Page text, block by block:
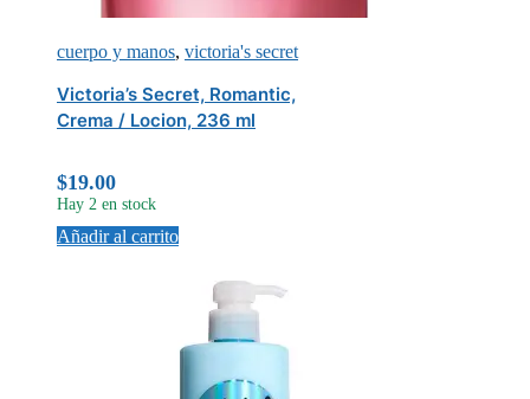
cuerpo y manos, victoria's secret
Victoria’s Secret, Romantic,
Crema / Locion, 236 ml
$19.00
Hay 2 en stock
Añadir al carrito